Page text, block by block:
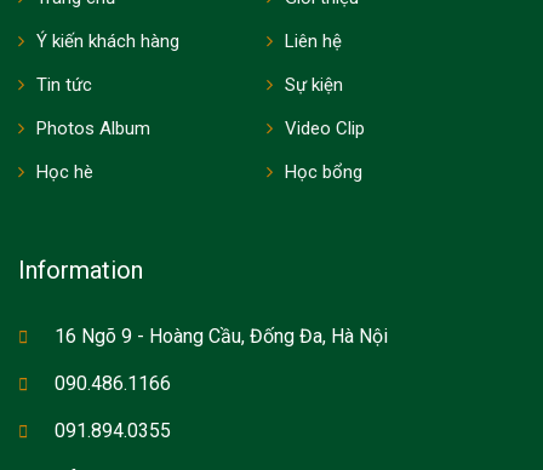
Ý kiến khách hàng
Liên hệ
Tin tức
Sự kiện
Photos Album
Video Clip
Học hè
Học bổng
Information
16 Ngõ 9 - Hoàng Cầu, Đống Đa, Hà Nội
090.486.1166
091.894.0355